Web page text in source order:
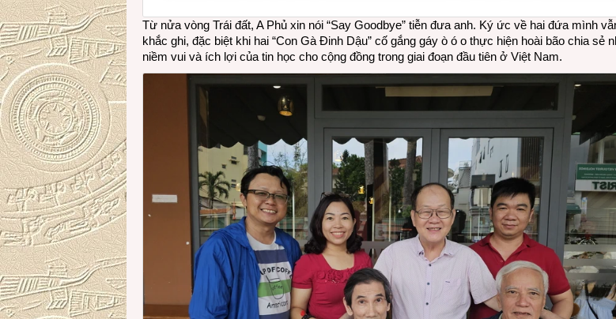
Từ nửa vòng Trái đất, A Phủ xin nói “Say Goodbye” tiễn đưa anh. Ký ức về hai đứa mình
khắc ghi, đặc biệt khi hai “Con Gà Đinh Dậu” cố gắng gáy ò ó o thực hiện hoài bão chia sẻ
niềm vui và ích lợi của tin học cho cộng đồng trong giai đoạn đầu tiên ở Việt Nam.